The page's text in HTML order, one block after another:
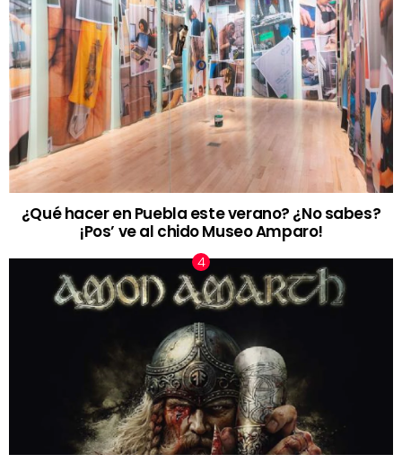
¿Qué hacer en Puebla este verano? ¿No sabes?
¡Pos’ ve al chido Museo Amparo!